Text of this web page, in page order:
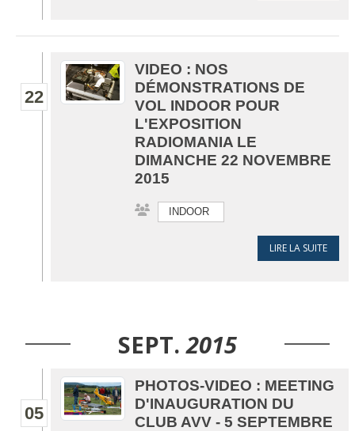
22
VIDEO : NOS
DÉMONSTRATIONS DE
VOL INDOOR POUR
L'EXPOSITION
RADIOMANIA LE
DIMANCHE 22 NOVEMBRE
2015
INDOOR
LIRE LA SUITE
SEPT. 2015
05
PHOTOS-VIDEO : MEETING
D'INAUGURATION DU
CLUB AVV - 5 SEPTEMBRE